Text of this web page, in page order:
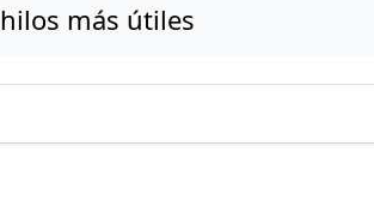
hilos más útiles